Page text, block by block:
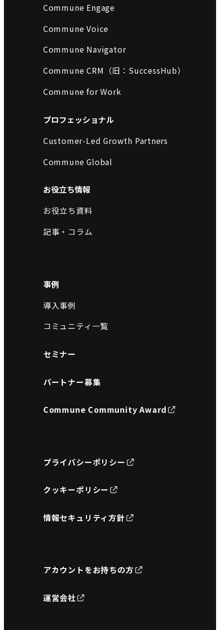
Commune Engage
Commune Voice
Commune Navigator
Commune CRM（旧：SuccessHub）
Commune for Work
プロフェッショナル
Customer-Led Growth Partners
Commune Global
お役立ち情報
お役立ち資料
記事・コラム
事例
導入事例
コミュニティ一覧
セミナー
パートナー募集
Commune Community Award
プライバシーポリシー
クッキーポリシー
情報セキュリティ方針
アカウントをお持ちの方
運営会社